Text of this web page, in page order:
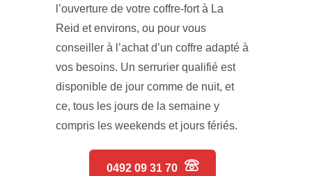
l’ouverture de votre coffre-fort à La
Reid et environs, ou pour vous
conseiller à l’achat d’un coffre adapté à
vos besoins. Un serrurier qualifié est
disponible de jour comme de nuit, et
ce, tous les jours de la semaine y
compris les weekends et jours fériés.
0492 09 31 70